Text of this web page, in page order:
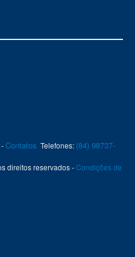
-Contatos Telefones: (84) 98737-
direitos reservados -Condições de